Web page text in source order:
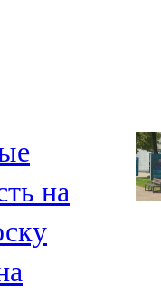
на